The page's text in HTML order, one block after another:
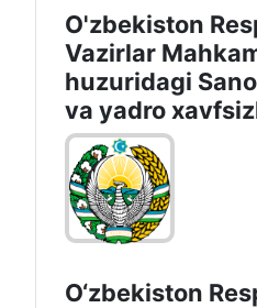
O'zbekiston
Vazirlar
huzuridagi
va yadro
O‘zbekiston